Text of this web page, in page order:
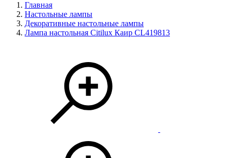
Главная
Настольные лампы
Декоративные настольные лампы
Лампа настольная Citilux Каир CL419813